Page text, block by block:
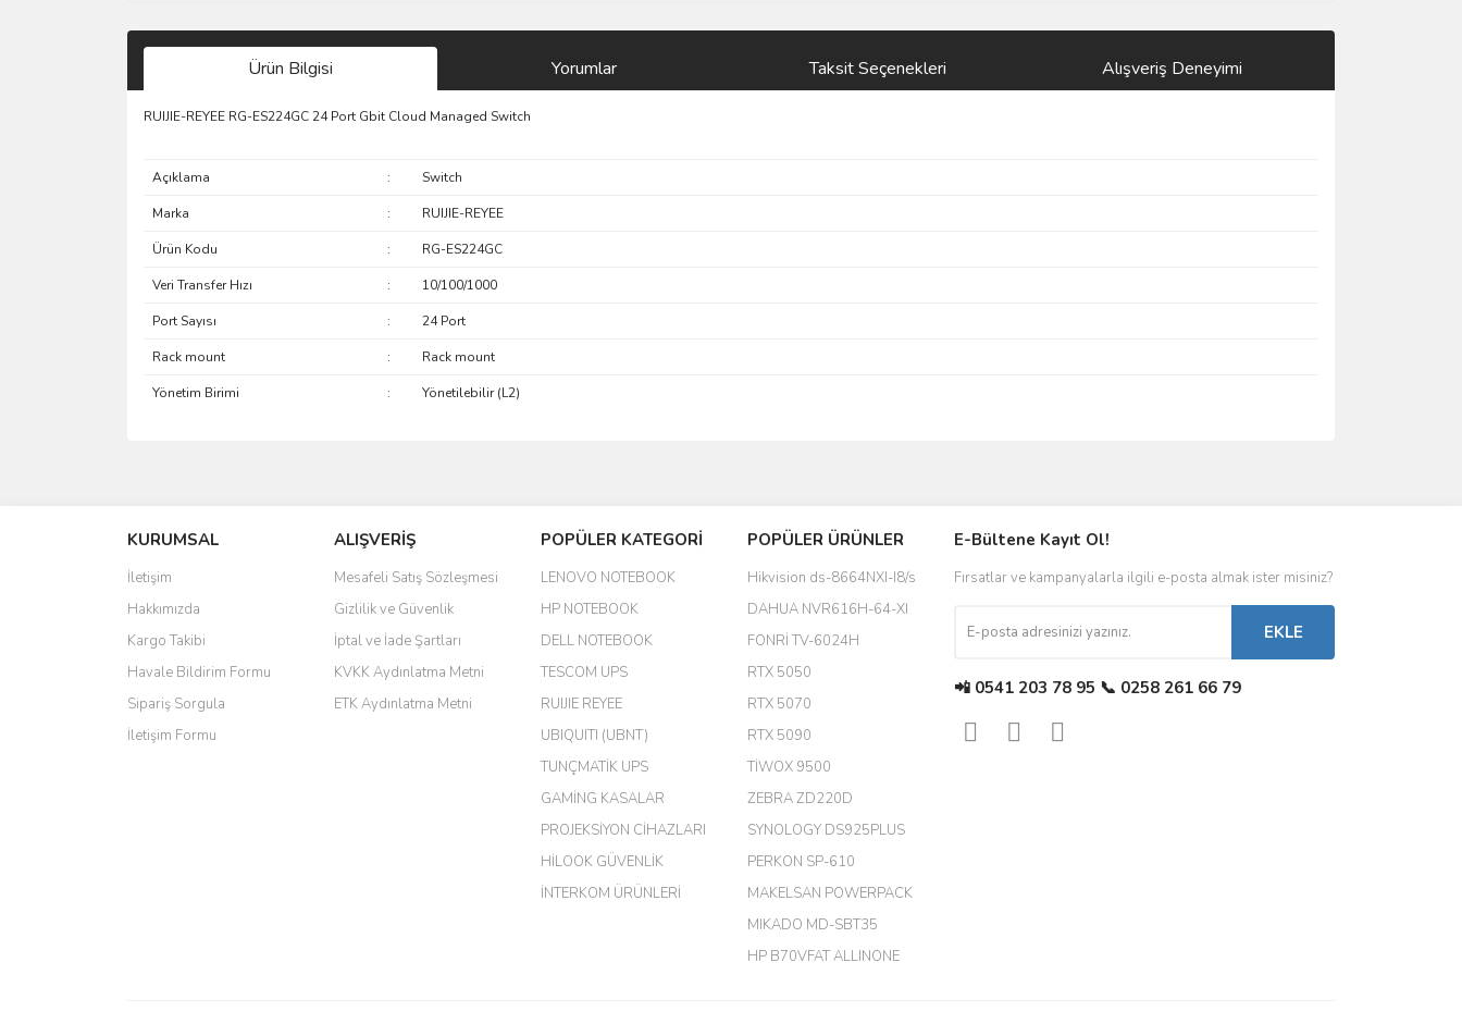
Ürün Bilgisi Yorumlar Taksit Seçenekleri Alışveriş Deneyimi
RUIJIE-REYEE RG-ES224GC 24 Port Gbit Cloud Managed Switch
Açıklama : Switch
Marka : RUIJIE-REYEE
Ürün Kodu : RG-ES224GC
Veri Transfer Hızı : 10/100/1000
Port Sayısı : 24 Port
Rack mount : Rack mount
Yönetim Birimi : Yönetilebilir (L2)
kamera ile 24 izlenmektedir diye küçük bir tabela olsa daha hoş olurdu
Barış Başaran | 04/07/2026
hızlı güvenli bir alışveriş oldu
Yalçın Kaya | 20/06/2026
KURUMSAL
İletişim
Hakkımızda
Kargo Takibi
Havale Bildirim Formu
Sipariş Sorgula
İletişim Formu
ALIŞVERİŞ
Mesafeli Satış Sözleşmesi
Gizlilik ve Güvenlik
İptal ve İade Şartları
KVKK Aydınlatma Metni
ETK Aydınlatma Metni
POPÜLER KATEGORİ
LENOVO NOTEBOOK
HP NOTEBOOK
DELL NOTEBOOK
TESCOM UPS
RUIJIE REYEE
UBIQUITI (UBNT)
TUNÇMATİK UPS
GAMİNG KASALAR
PROJEKSİYON CİHAZLARI
HİLOOK GÜVENLİK
İNTERKOM ÜRÜNLERİ
POPÜLER ÜRÜNLER
Hikvision ds-8664NXI-I8/s
DAHUA NVR616H-64-XI
FONRİ TV-6024H
RTX 5050
RTX 5070
RTX 5090
TİWOX 9500
ZEBRA ZD220D
SYNOLOGY DS925PLUS
PERKON SP-610
MAKELSAN POWERPACK
MIKADO MD-SBT35
HP B70VFAT ALLINONE
E-Bültene Kayıt Ol!
Fırsatlar ve kampanyalarla ilgili e-posta almak ister misiniz?
EKLE
📲 0541 203 78 95 📞 0258 261 66 79